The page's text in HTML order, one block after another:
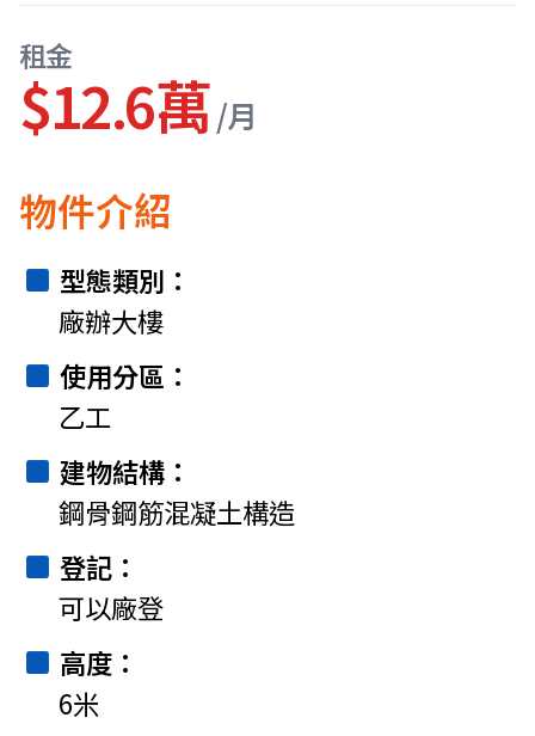
租金
$12.6萬 /月
物件介紹
型態類別
廠辦大樓
使用分區
乙工
建物結構
鋼骨鋼筋混凝土構造
登記
可以廠登
高度
6米